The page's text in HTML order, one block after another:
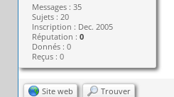
Messages : 35
Sujets : 20
Inscription : Dec. 2005
Réputation : 0
Donnés : 0
Reçus : 0
Site web Trouver